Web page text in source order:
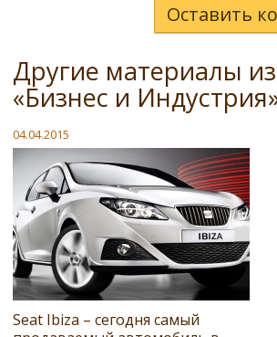
Оставить
Другие материалы
«Бизнес и
04.04.2015
Seat Ibiza – сегодня самый